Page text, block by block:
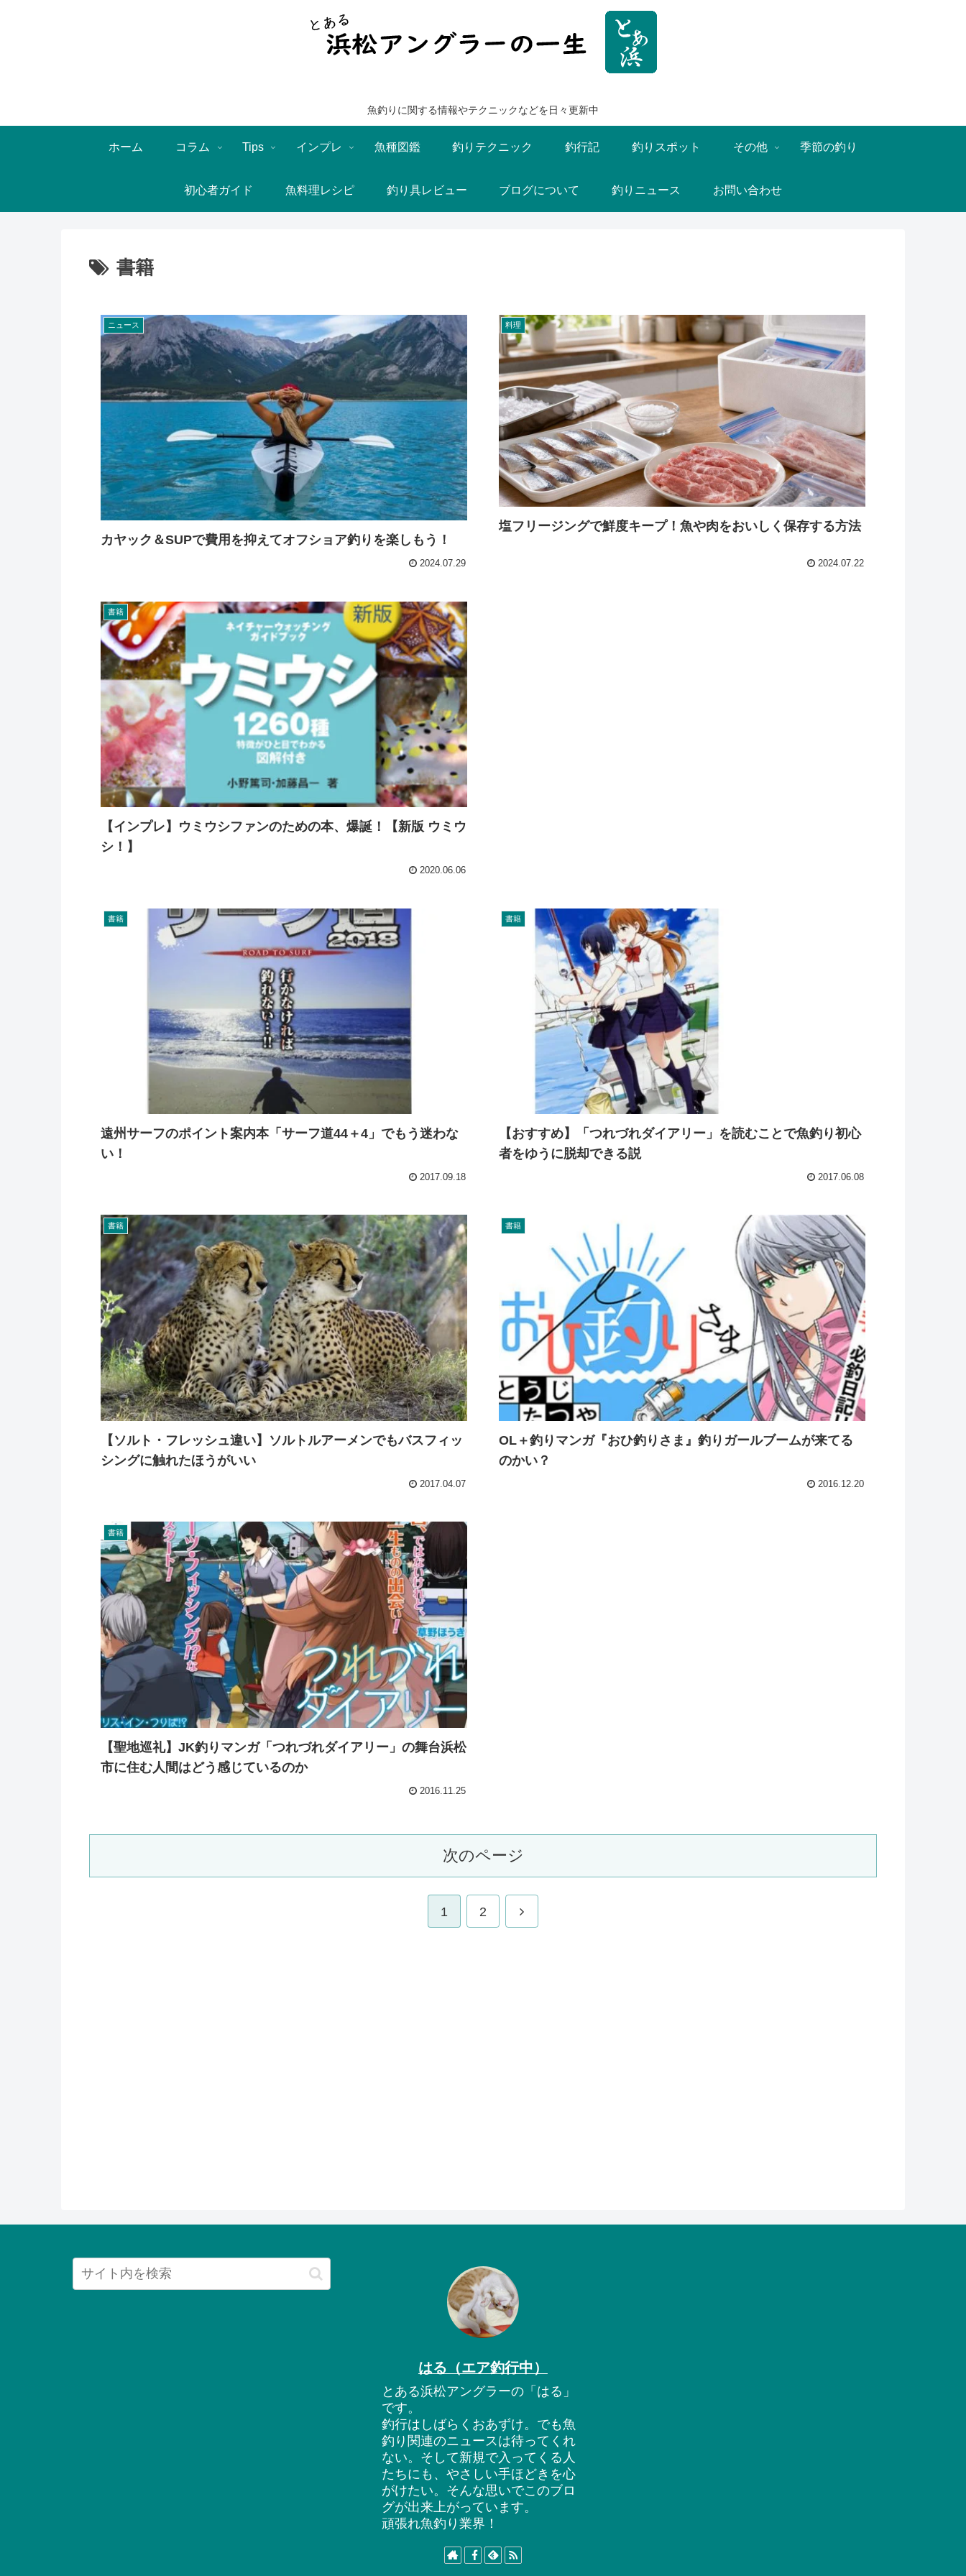
魚釣りに関する情報やテクニックなどを日々更新中
ホーム コラム Tips インプレ 魚種図鑑 釣りテクニック 釣行記 釣りスポット その他 季節の釣り
初心者ガイド 魚料理レシピ 釣り具レビュー ブログについて 釣りニュース お問い合わせ
書籍
ニュース
カヤック＆SUPで費用を抑えてオフショア釣りを楽しもう！
2024.07.29
料理
塩フリージングで鮮度キープ！魚や肉をおいしく保存する方法
2024.07.22
書籍
【インプレ】ウミウシファンのための本、爆誕！【新版 ウミウ
シ！】
2020.06.06
書籍
遠州サーフのポイント案内本「サーフ道44＋4」でもう迷わな
い！
2017.09.18
書籍
【おすすめ】「つれづれダイアリー」を読むことで魚釣り初心
者をゆうに脱却できる説
2017.06.08
書籍
【ソルト・フレッシュ違い】ソルトルアーメンでもバスフィッ
シングに触れたほうがいい
2017.04.07
書籍
OL＋釣りマンガ『おひ釣りさま』釣りガールブームが来てる
のかい？
2016.12.20
書籍
【聖地巡礼】JK釣りマンガ「つれづれダイアリー」の舞台浜松
市に住む人間はどう感じているのか
2016.11.25
次のページ
1 2
はる（エア釣行中）
とある浜松アングラーの「はる」
です。
釣行はしばらくおあずけ。でも魚
釣り関連のニュースは待ってくれ
ない。そして新規で入ってくる人
たちにも、やさしい手ほどきを心
がけたい。そんな思いでこのブロ
グが出来上がっています。
頑張れ魚釣り業界！